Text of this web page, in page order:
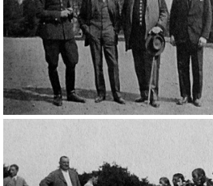
Wielopolscy